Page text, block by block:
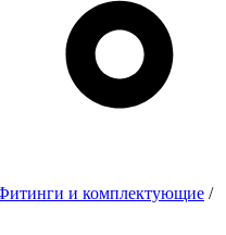
и комплектующие /